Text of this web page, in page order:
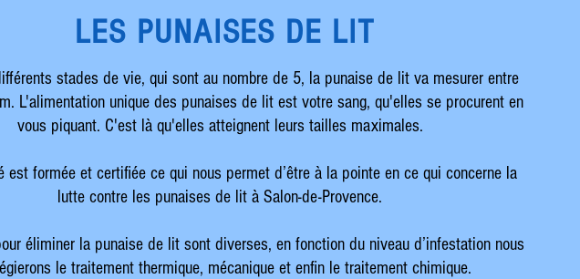
LES PUNAISES DE LIT
stades de vie, qui sont au nombre de 5, la punaise de lit va mesurer entre
L'alimentation unique des punaises de lit est votre sang, qu'elles se procurent en
vous piquant. C'est là qu'elles atteignent leurs tailles maximales.
est formée et certifiée ce qui nous permet d’être à la pointe en ce qui concerne la
lutte contre les punaises de lit à Salon-de-Provence.
éliminer la punaise de lit sont diverses, en fonction du niveau d’infestation nous
le traitement thermique, mécanique et enfin le traitement chimique.